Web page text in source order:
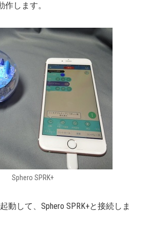
します。
Sphero SPRK+
動して、Sphero SPRK+と接続しま